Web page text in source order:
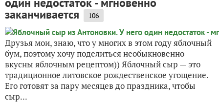
заканчивается 106
Друзья мои, знаю, что у многих в этом году яблочный
бум, поэтому хочу поделиться необыкновенно
вкусны яблочным рецептом)) Яблочный сыр — это
традиционное литовское рождественское угощение.
Его готовят за пару месяцев до праздника, чтобы
сыр...